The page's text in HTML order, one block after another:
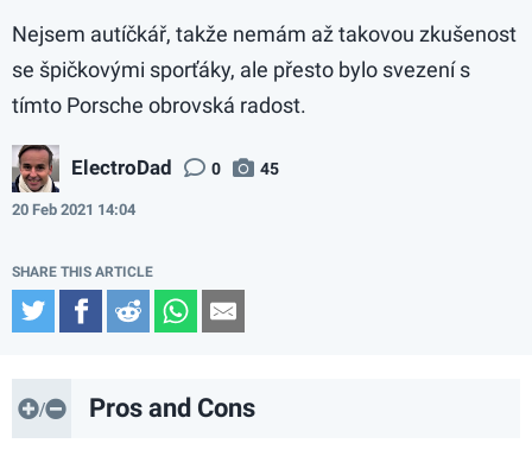
Nejsem autíčkář, takže nemám až takovou zkušenost
se špičkovými sporťáky, ale přesto bylo svezení s
tímto Porsche obrovská radost.
ElectroDad 0 45
20 Feb 2021 14:04
TwitterFacebook
Reddit WhatsApp
Pros and Cons